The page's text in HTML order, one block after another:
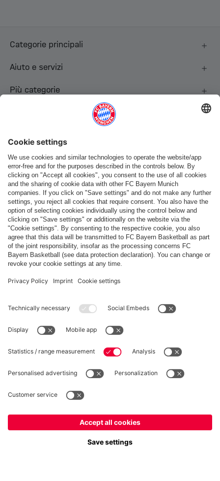
Categorie principali
Aiuto e servizi
Più categorie
Pagamento e consegna
FC Bayern Store App
RECESSO
Privacy
Impostazioni dei cookie
*Prezzi IVA inclusa e spese di spedizione escluse
© FC Bayern München AG
FC Bayern München AG, Säbener Str. 51-57, 81547 Monaco
Italianoper consegnare lì!
Globaleper consegnare lì!